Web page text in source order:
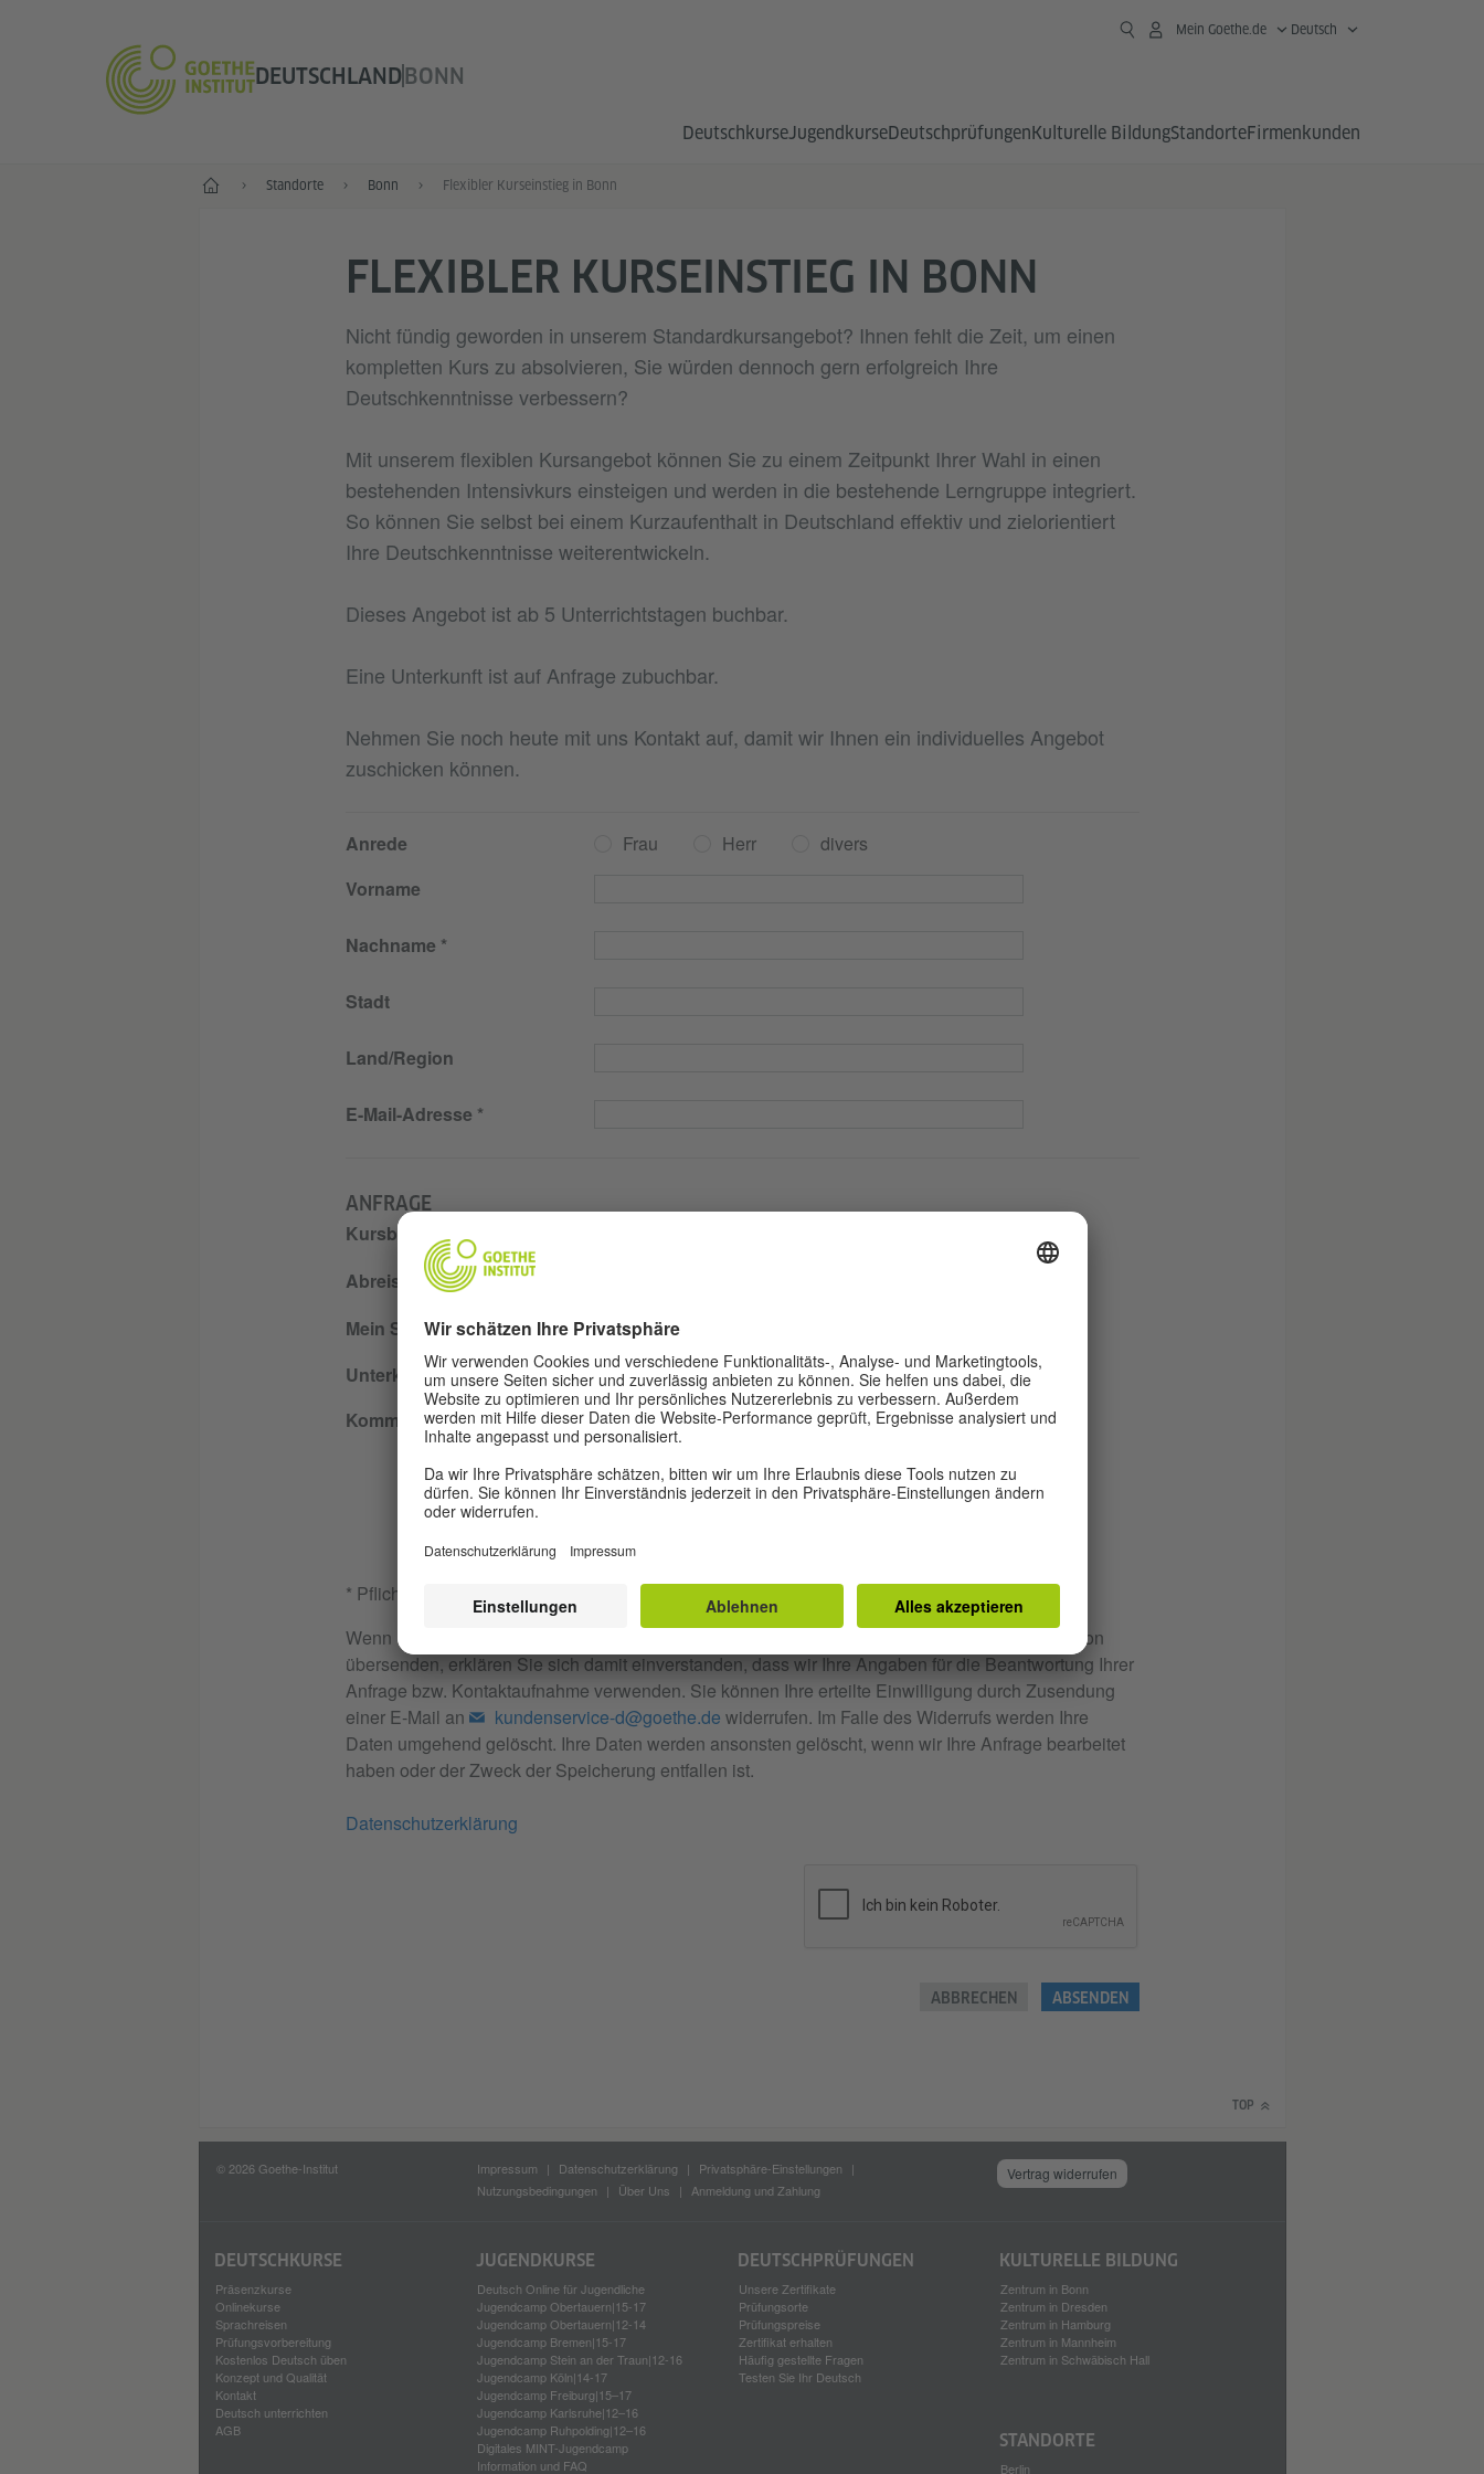
DEUTSCHLANDBONN
Mein Goethe.de Deutsch
Deutsch­kurseJugend­kurseDeutsch­prüfungenKulturelle BildungStandorteFirmen­kunden
-- Standorte Bonn Flexibler Kurseinstieg in Bonn
FLEXIBLER KURSEINSTIEG IN BONN
Nicht fündig geworden in unserem Standardkursangebot? Ihnen fehlt die Zeit, um einen
kompletten Kurs zu absolvieren, Sie würden dennoch gern erfolgreich Ihre
Deutschkenntnisse verbessern?
Mit unserem flexiblen Kursangebot können Sie zu einem Zeitpunkt Ihrer Wahl in einen
bestehenden Intensivkurs einsteigen und werden in die bestehende Lerngruppe integriert.
So können Sie selbst bei einem Kurzaufenthalt in Deutschland effektiv und zielorientiert
Ihre Deutschkenntnisse weiterentwickeln.
Dieses Angebot ist ab 5 Unterrichtstagen buchbar.
Eine Unterkunft ist auf Anfrage zubuchbar.
Nehmen Sie noch heute mit uns Kontakt auf, damit wir Ihnen ein individuelles Angebot
zuschicken können.
Anrede Frau Herr
divers
Vorname
Nachname
Stadt
Land/Region
E-Mail-Adresse
ANFRAGE
Kursbeginn
Abreise
Mein Sprachniveau
Unterkunft
Ja
Nein
Kommentar
* Pflichtfeld
Wenn Sie die im Kontaktformular eingegebenen Daten durch Klick auf den nachfolgenden Button
übersenden, erklären Sie sich damit einverstanden, dass wir Ihre Angaben für die Beantwortung Ihrer
Anfrage bzw. Kontaktaufnahme verwenden. Sie können Ihre erteilte Einwilligung durch Zusendung
einer E-Mail an
kundenservice-d@goethe.de widerrufen. Im Falle des Widerrufs werden Ihre
Daten umgehend gelöscht. Ihre Daten werden ansonsten gelöscht, wenn wir Ihre Anfrage bearbeitet
haben oder der Zweck der Speicherung entfallen ist.
Datenschutzerklärung
ABBRECHEN ABSENDEN
TOP
© 2026 Goethe-Institut Impressum Datenschutzerklärung
Privatsphäre-Einstellungen
Nutzungsbedingungen
Über Uns Anmeldung und Zahlung
Vertrag widerrufen
DEUTSCH­KURSE
Präsenzkurse
Onlinekurse
Sprach­reisen
Prüfungsvorbereitung
Kostenlos Deutsch üben
Konzept und Qualität
Kontakt
Deutsch unterrichten
AGB
JUGEND­KURSE
Deutsch Online für Jugendliche
Jugendcamp Obertauern|15-17
Jugendcamp Obertauern|12-14
Jugendcamp Bremen|15-17
Jugendcamp Stein an der Traun|12-16
Jugendcamp Köln|14-17
Jugendcamp Freiburg|15–17
Jugendcamp Karlsruhe|12–16
Jugendcamp Ruhpolding|12–16
Digitales MINT-Jugendcamp
Information und FAQ
DEUTSCH­PRÜFUNGEN
Unsere Zertifikate
Prüfungsorte
Prüfungspreise
Zertifikat erhalten
Häufig gestellte Fragen
Testen Sie Ihr Deutsch
KULTURELLE BILDUNG
Zentrum in Bonn
Zentrum in Dresden
Zentrum in Hamburg
Zentrum in Mannheim
Zentrum in Schwäbisch Hall
STANDORTE
Berlin